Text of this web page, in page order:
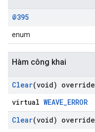
@395
enum
Hàm công khai
Clear(void) override
virtual WEAVE_ERROR
Clear(void) override